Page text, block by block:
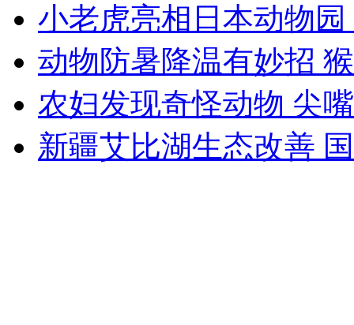
女孩北京地铁殴打老人 痛下狠手拳打脚踢
无痛分娩是否安全 医生回应
外交部：反对强权政治霸凌主义
小老虎亮相日本动物
动物防暑降温有妙招
农妇发现奇怪动物 尖
新疆艾比湖生态改善